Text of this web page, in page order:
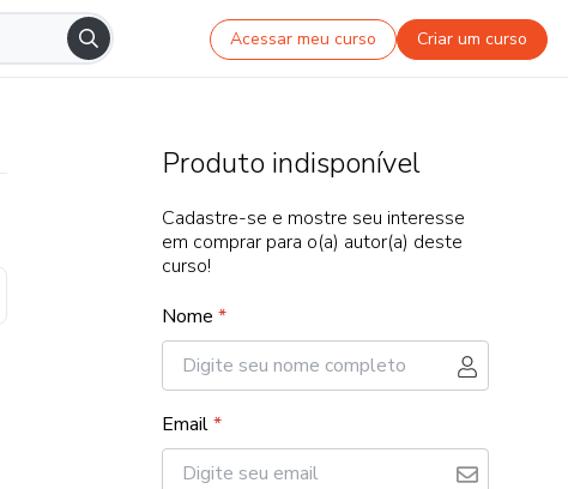
Acessar meu curso Criar um curso
Produto indisponível
Cadastre-se e mostre seu interesse
em comprar para o(a) autor(a) deste
curso!
Nome *
Email*